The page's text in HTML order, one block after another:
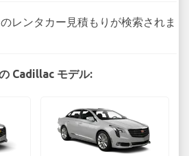
レンタカー見積もりが検索されま
Cadillac モデル: